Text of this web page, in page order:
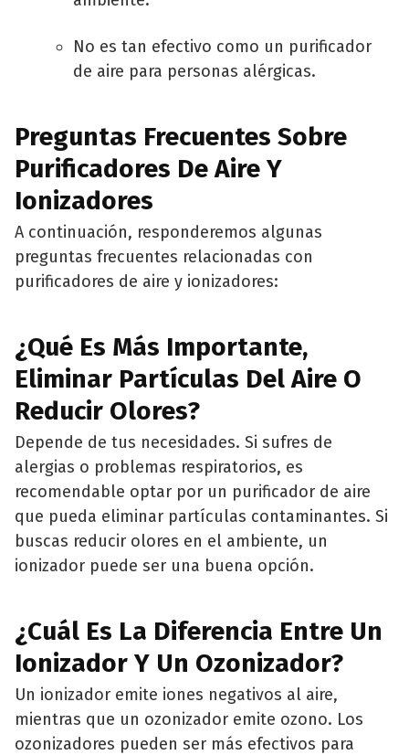
No es tan efectivo como un purificador
de aire para personas alérgicas.
Preguntas Frecuentes Sobre
Purificadores De Aire Y
Ionizadores
A continuación, responderemos algunas
preguntas frecuentes relacionadas con
purificadores de aire y ionizadores:
¿Qué Es Más Importante,
Eliminar Partículas Del Aire O
Reducir Olores?
Depende de tus necesidades. Si sufres de
alergias o problemas respiratorios, es
recomendable optar por un purificador de aire
que pueda eliminar partículas contaminantes. Si
buscas reducir olores en el ambiente, un
ionizador puede ser una buena opción.
¿Cuál Es La Diferencia Entre Un
Ionizador Y Un Ozonizador?
Un ionizador emite iones negativos al aire,
mientras que un ozonizador emite ozono. Los
ozonizadores pueden ser más efectivos para